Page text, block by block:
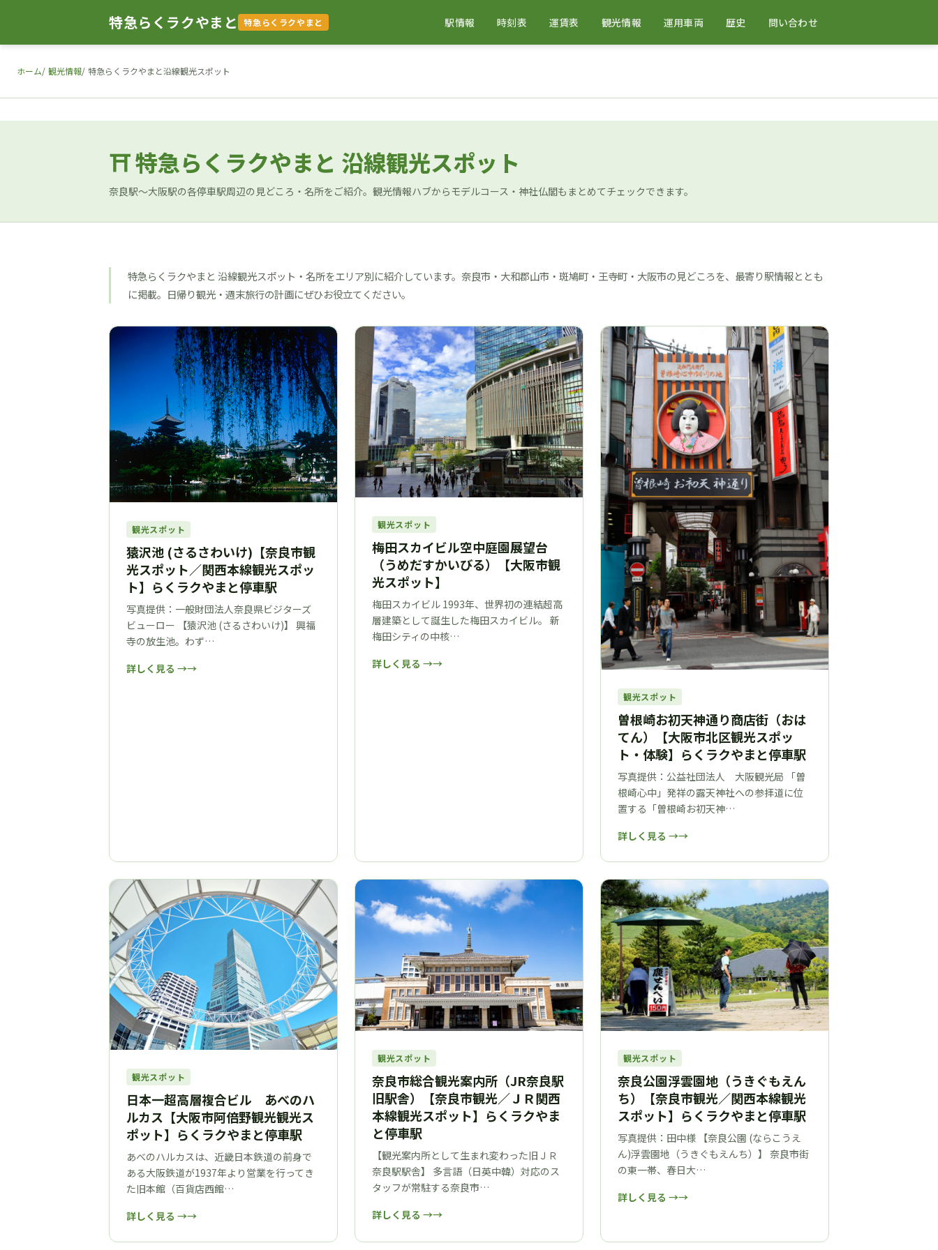
特急らくラクやまと 特急らくラクやまと 駅情報 時刻表 運賃表 観光情報 運用車両 歴史 問い合わせ
ホーム 観光情報 特急らくラクやまと沿線観光スポット
⛩ 特急らくラクやまと 沿線観光スポット
奈良駅〜大阪駅の各停車駅周辺の見どころ・名所をご紹介。観光情報ハブからモデルコース・神社仏閣もまとめてチェックできます。
特急らくラクやまと 沿線観光スポット・名所をエリア別に紹介しています。奈良市・大和郡山市・斑鳩町・王寺町・大阪市の見どころを、最寄り駅情報ととも
に掲載。日帰り観光・週末旅行の計画にぜひお役立てください。
観光スポット
猿沢池 (さるさわいけ)【奈良市観
光スポット／関西本線観光スポッ
ト】らくラクやまと停車駅
写真提供：一般財団法人奈良県ビジターズ
ビューロー 【猿沢池 (さるさわいけ)】 興福
寺の放生池。わず…
詳しく見る →
観光スポット
梅田スカイビル空中庭園展望台
（うめだすかいびる）【大阪市観
光スポット】
梅田スカイビル 1993年、世界初の連結超高
層建築として誕生した梅田スカイビル。 新
梅田シティの中核…
詳しく見る →
観光スポット
曽根崎お初天神通り商店街（おは
てん）【大阪市北区観光スポッ
ト・体験】らくラクやまと停車駅
写真提供：公益社団法人 大阪観光局 「曽
根崎心中」発祥の露天神社への参拝道に位
置する「曽根崎お初天神…
詳しく見る →
観光スポット
日本一超高層複合ビル あべのハ
ルカス【大阪市阿倍野観光観光ス
ポット】らくラクやまと停車駅
あべのハルカスは、近畿日本鉄道の前身で
ある大阪鉄道が1937年より営業を行ってき
た旧本館（百貨店西館…
詳しく見る →
観光スポット
奈良市総合観光案内所（JR奈良駅
旧駅舎）【奈良市観光／ＪＲ関西
本線観光スポット】らくラクやま
と停車駅
【観光案内所として生まれ変わった旧ＪＲ
奈良駅駅舎】 多言語（日英中韓）対応のス
タッフが常駐する奈良市…
詳しく見る →
観光スポット
奈良公園浮雲園地（うきぐもえん
ち）【奈良市観光／関西本線観光
スポット】らくラクやまと停車駅
写真提供：田中様 【奈良公園 (ならこうえ
ん)浮雲園地（うきぐもえんち）】 奈良市街
の東一帯、春日大…
詳しく見る →